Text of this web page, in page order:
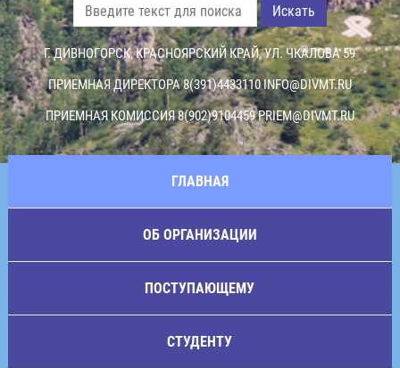
Искать
Г. ДИВНОГОРСК, КРАСНОЯРСКИЙ КРАЙ, УЛ. ЧКАЛОВА 59
ПРИЕМНАЯ ДИРЕКТОРА 8(391)4433110INFO@DIVMT.RU
ПРИЕМНАЯ КОМИССИЯ 8(902)9104459PRIEM@DIVMT.RU
ГЛАВНАЯ
ОБ ОРГАНИЗАЦИИ
ПОСТУПАЮЩЕМУ
СТУДЕНТУ